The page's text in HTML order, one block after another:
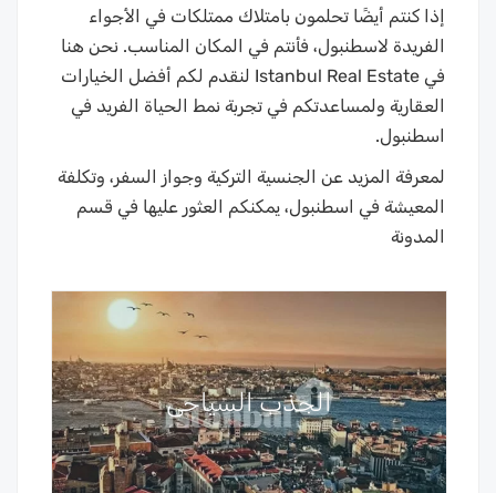
إذا كنتم أيضًا تحلمون بامتلاك ممتلكات في الأجواء
الفريدة لاسطنبول، فأنتم في المكان المناسب. نحن هنا
في Istanbul Real Estate لنقدم لكم أفضل الخيارات
العقارية ولمساعدتكم في تجربة نمط الحياة الفريد في
اسطنبول.
لمعرفة المزيد عن الجنسية التركية وجواز السفر، وتكلفة
المعيشة في اسطنبول، يمكنكم العثور عليها في قسم
المدونة
الجذب السياحي